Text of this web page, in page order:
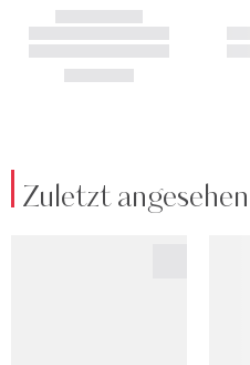
Zuletzt angesehen